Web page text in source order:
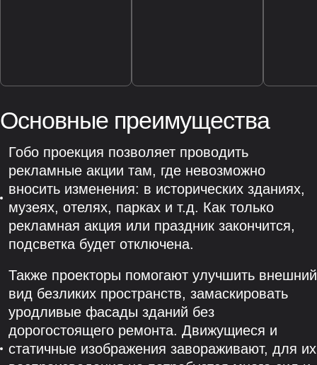
Основные преимущества
Гобо проекция позволяет проводить
рекламные акции там, где невозможно
вносить изменения: в исторических зданиях,
музеях, отелях, парках и т.д. Как только
рекламная акция или праздник закончится,
подсветка будет отключена.
Также проекторы помогают улучшить внешний
вид безликих пространств, замаскировать
уродливые фасады зданий без
дорогостоящего ремонта. Движущиеся и
статичные изображения завораживают, для их